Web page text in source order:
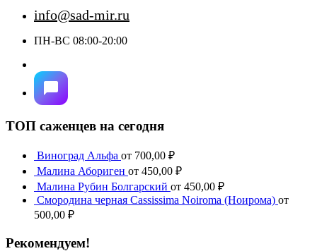
info@sad-mir.ru
ПН-ВС 08:00-20:00
ТОП саженцев на сегодня
Виноград Альфа от 700,00 ₽
Малина Абориген от 450,00 ₽
Малина Рубин Болгарский от 450,00 ₽
Смородина черная Cassissima Noiroma (Ноирома) от
500,00 ₽
Рекомендуем!